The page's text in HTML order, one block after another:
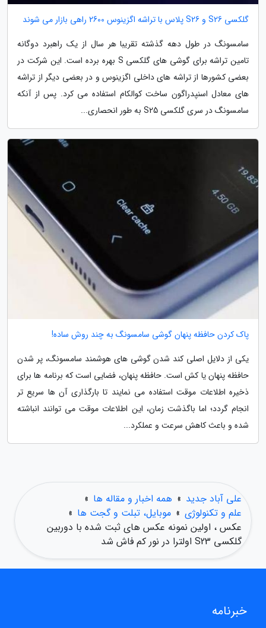
گلکسی S26 و S26 پلاس با تراشه اگزینوس 2600 راهی بازار می شوند
سامسونگ در طول دهه گذشته تقریبا هر سال از یک راهبرد دوگانه
تامین تراشه برای گوشی های گلکسی S بهره برده است. این شرکت در
بعضی کشورها از تراشه های داخلی اگزینوس و در بعضی دیگر از تراشه
های معادل اسنپدراگون ساخت کوالکام استفاده می کرد. پس از آنکه
سامسونگ در سری گلکسی S25 به طور انحصاری...
پاک کردن حافظه پنهان گوشی سامسونگ به چند روش ساده!
یکی از دلایل اصلی کند شدن گوشی های هوشمند سامسونگ، پر شدن
حافظه پنهان یا کش است. حافظه پنهان، فضایی است که برنامه ها برای
ذخیره اطلاعات موقت استفاده می نمایند تا بارگذاری آن ها سریع تر
انجام گردد؛ اما باگذشت زمان، این اطلاعات موقت می توانند انباشته
شده و باعث کاهش سرعت و عملکرد...
علی آباد جدید » همه اخبار و مقاله ها »
علم و تکنولوژی » موبایل، تبلت و گجت ها »
عکس ، اولین نمونه عکس های ثبت شده با دوربین
گلکسی S23 اولترا در نور کم فاش شد
خبرنامه